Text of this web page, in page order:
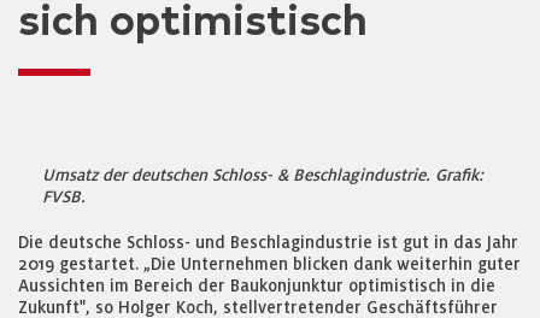
sich optimistisch
Umsatz der deutschen Schloss- & Beschlagindustrie. Grafik:
FVSB.
Die deutsche Schloss- und Beschlagindustrie ist gut in das Jahr
2019 gestartet. „Die Unternehmen blicken dank weiterhin guter
Aussichten im Bereich der Baukonjunktur optimistisch in die
Zukunft", so Holger Koch, stellvertretender Geschäftsführer